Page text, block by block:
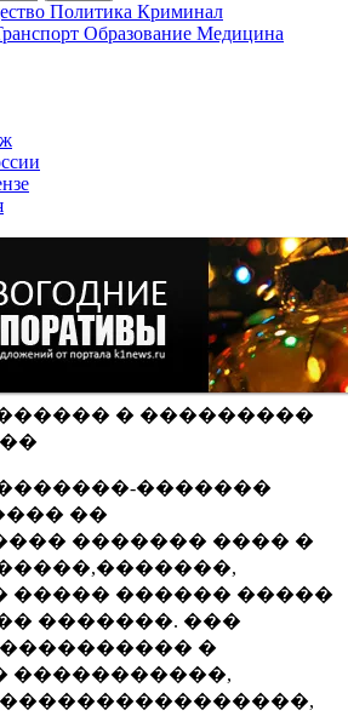
Политика Криминал
Образование Медицина
� ���������
�������
��
������� ���� �
����� ������ �����
�������. ���
�
�����������,